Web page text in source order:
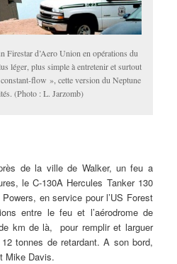
Firestar d’Aero Union en opérations du
léger, plus simple à entretenir et surtout
flow », cette version du Neptune
(Photo : L. Jarzomb)
de la ville de Walker, un feu a
le C-130A Hercules Tanker 130
en service pour l’US Forest
entre le feu et l’aérodrome de
km de là, pour remplir et larguer
tonnes de retardant. A son bord,
Mike Davis.